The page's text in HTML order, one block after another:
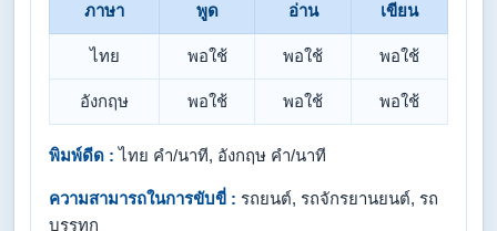
ภาษา พูด อ่าน เขียน
ไทย พอใช้ พอใช้ พอใช้
อังกฤษ พอใช้ พอใช้ พอใช้
พิมพ์ดีด : ไทย คำ/นาที, อังกฤษ คำ/นาที
ความสามารถในการขับขี่ : รถยนต์, รถจักรยานยนต์, รถ
บรรทุก